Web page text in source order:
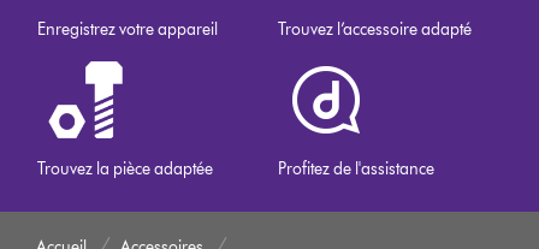
Enregistrez votre appareil Trouvez l’accessoire adapté
Trouvez la pièce adaptée Profitez de l'assistance